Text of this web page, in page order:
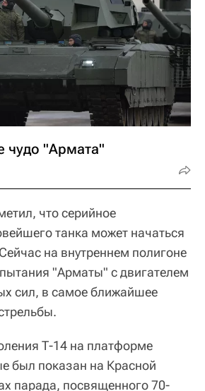
чудо "Армата"
что серийное
танка может начаться
на внутреннем полигоне
"Арматы" с двигателем
сил, в самое ближайшее
Т-14 на платформе
был показан на Красной
парада, посвященного 70-